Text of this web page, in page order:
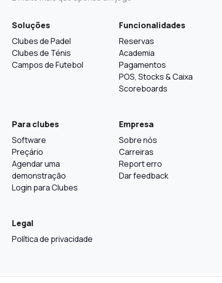
Soluções
Clubes de Padel
Clubes de Ténis
Campos de Futebol
Funcionalidades
Reservas
Academia
Pagamentos
POS, Stocks & Caixa
Scoreboards
Para clubes
Software
Preçário
Agendar uma
demonstração
Login para Clubes
Empresa
Sobre nós
Carreiras
Report erro
Dar feedback
Legal
Política de privacidade